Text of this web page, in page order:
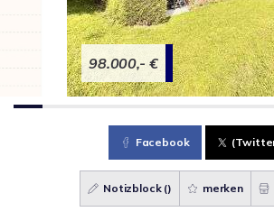
98.000,- €
Facebook
Notizblock () merken